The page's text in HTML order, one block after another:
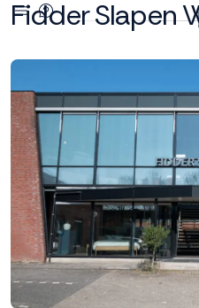
gebruikt
M line plaatst
functionele,
analytische en
marketing cookies.
Dankzij functionele
cookies werkt de
website goed, terwijl
de analytische
Fidder Slapen